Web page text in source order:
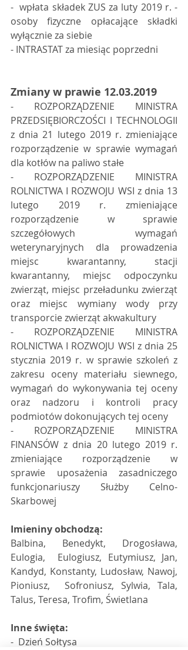
-  wpłata składek ZUS za luty 2019 r. -
osoby fizyczne opłacające składki
wyłącznie za siebie
- INTRASTAT za miesiąc poprzedni
Zmiany w prawie 12.03.2019
- ROZPORZĄDZENIE MINISTRA
PRZEDSIĘBIORCZOŚCI I TECHNOLOGII
z dnia 21 lutego 2019 r. zmieniające
rozporządzenie w sprawie wymagań
dla kotłów na paliwo stałe
- ROZPORZĄDZENIE MINISTRA
ROLNICTWA I ROZWOJU WSI z dnia 13
lutego 2019 r. zmieniające
rozporządzenie w sprawie
szczegółowych wymagań
weterynaryjnych dla prowadzenia
miejsc kwarantanny, stacji
kwarantanny, miejsc odpoczynku
zwierząt, miejsc przeładunku zwierząt
oraz miejsc wymiany wody przy
transporcie zwierząt akwakultury
- ROZPORZĄDZENIE MINISTRA
ROLNICTWA I ROZWOJU WSI z dnia 25
stycznia 2019 r. w sprawie szkoleń z
zakresu oceny materiału siewnego,
wymagań do wykonywania tej oceny
oraz nadzoru i kontroli pracy
podmiotów dokonujących tej oceny
- ROZPORZĄDZENIE MINISTRA
FINANSÓW z dnia 20 lutego 2019 r.
zmieniające rozporządzenie w
sprawie uposażenia zasadniczego
funkcjonariuszy Służby Celno-
Skarbowej
Imieniny obchodzą:
Balbina, Benedykt, Drogosława,
Eulogia,  Eulogiusz, Eutymiusz, Jan,
Kandyd, Konstanty, Ludosław, Nawoj,
Pioniusz,  Sofroniusz, Sylwia, Tala,
Talus, Teresa, Trofim, Świetlana
Inne święta:
-  Dzień Sołtysa